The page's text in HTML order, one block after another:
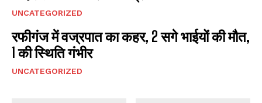
UNCATEGORIZED
रफीगंज में वज्रपात का कहर, 2 सगे भाईयों की मौत,
1 की स्थिति गंभीर
UNCATEGORIZED